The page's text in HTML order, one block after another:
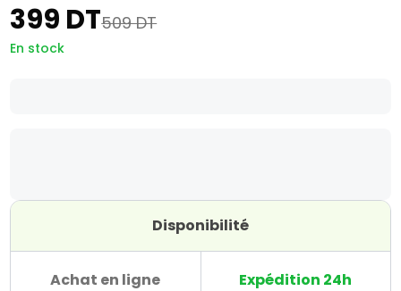
399 DT509 DT
En stock
Disponibilité
Achat en ligne Expédition 24h